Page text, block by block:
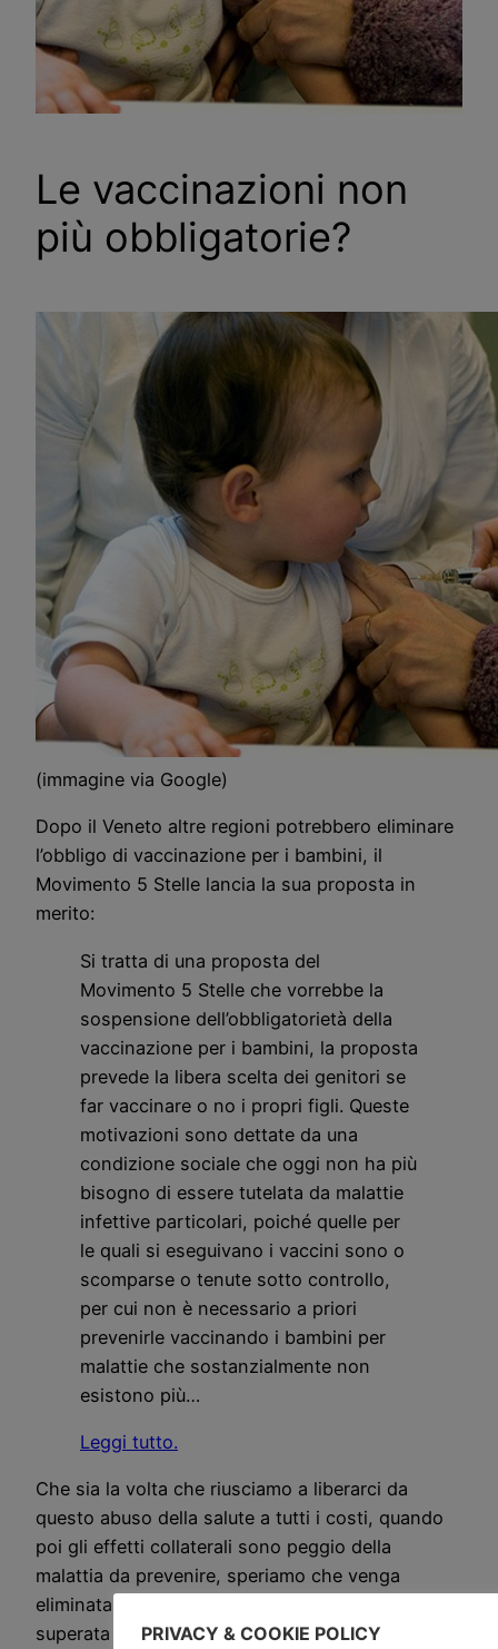
Le vaccinazioni non
più obbligatorie?
(immagine via Google)
Dopo il Veneto altre regioni potrebbero eliminare
l’obbligo di vaccinazione per i bambini, il
Movimento 5 Stelle lancia la sua proposta in
merito:
Si tratta di una proposta del
Movimento 5 Stelle che vorrebbe la
sospensione dell’obbligatorietà della
vaccinazione per i bambini, la proposta
prevede la libera scelta dei genitori se
far vaccinare o no i propri figli. Queste
motivazioni sono dettate da una
condizione sociale che oggi non ha più
bisogno di essere tutelata da malattie
infettive particolari, poiché quelle per
le quali si eseguivano i vaccini sono o
scomparse o tenute sotto controllo,
per cui non è necessario a priori
prevenirle vaccinando i bambini per
malattie che sostanzialmente non
esistono più…
Leggi tutto.
Che sia la volta che riusciamo a liberarci da
questo abuso della salute a tutti i costi, quando
poi gli effetti collaterali sono peggio della
malattia da prevenire, speriamo che venga
eliminata in tutte le regioni questa pratica ormai
superata ed ingiustificata nella maggior parte dei
PRIVACY & COOKIE POLICY